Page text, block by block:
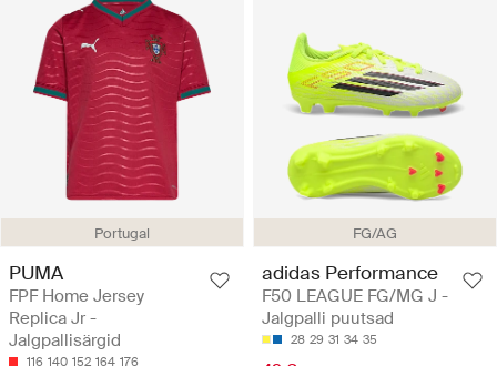
Portugal
PUMA
FPF Home Jersey
Replica Jr -
Jalgpallisärgid
116 140 152 164 176
FG/AG
adidas Performance
F50 LEAGUE FG/MG J -
Jalgpalli puutsad
28 29 31 34 35